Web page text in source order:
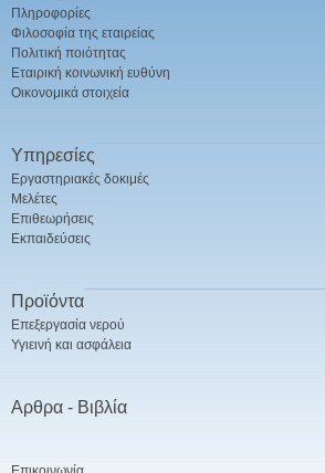
Πληροφορίες
Φιλοσοφία της εταιρείας
Πολιτική ποιότητας
Εταιρική κοινωνική ευθύνη
Οικονομικά στοιχεία
Υπηρεσίες
Εργαστηριακές δοκιμές
Μελέτες
Επιθεωρήσεις
Εκπαιδεύσεις
Προϊόντα
Επεξεργασία νερού
Υγιεινή και ασφάλεια
Αρθρα - Βιβλία